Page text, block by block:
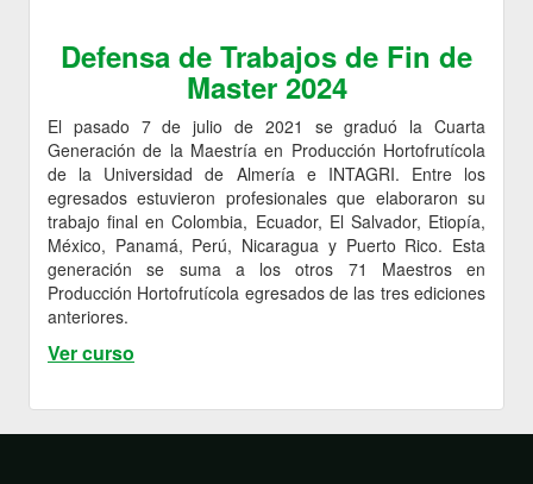
Defensa de Trabajos de Fin de
Master 2024
El pasado 7 de julio de 2021 se graduó la Cuarta
Generación de la Maestría en Producción Hortofrutícola
de la Universidad de Almería e INTAGRI. Entre los
egresados estuvieron profesionales que elaboraron su
trabajo final en Colombia, Ecuador, El Salvador, Etiopía,
México, Panamá, Perú, Nicaragua y Puerto Rico. Esta
generación se suma a los otros 71 Maestros en
Producción Hortofrutícola egresados de las tres ediciones
anteriores.
Ver curso